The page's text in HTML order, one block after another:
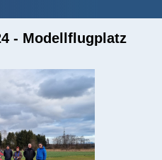
- Modellflugplatz